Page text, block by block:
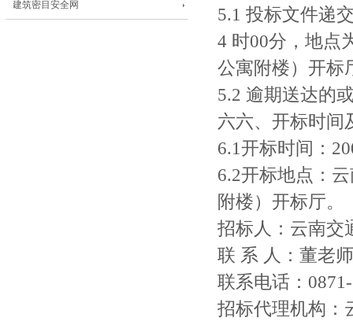
建筑密目安全网
5.1 投标文件递
4 时00分，地点
公寓附楼）开标
5.2 逾期送达的
六六、开标时间
6.1开标时间：
6.2开标地点：
附楼）开标厅。
招标人：云南
联 系 人：董老
联系电话：
招标代理机构：